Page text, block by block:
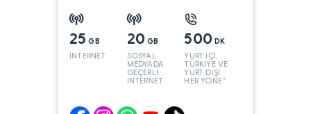
25 GB
İNTERNET
20 GB
SOSYAL
MEDYADA
GEÇERLİ
İNTERNET
500 DK
YURT İÇİ,
TÜRKİYE VE
YURT DIŞI
HER YÖNE*